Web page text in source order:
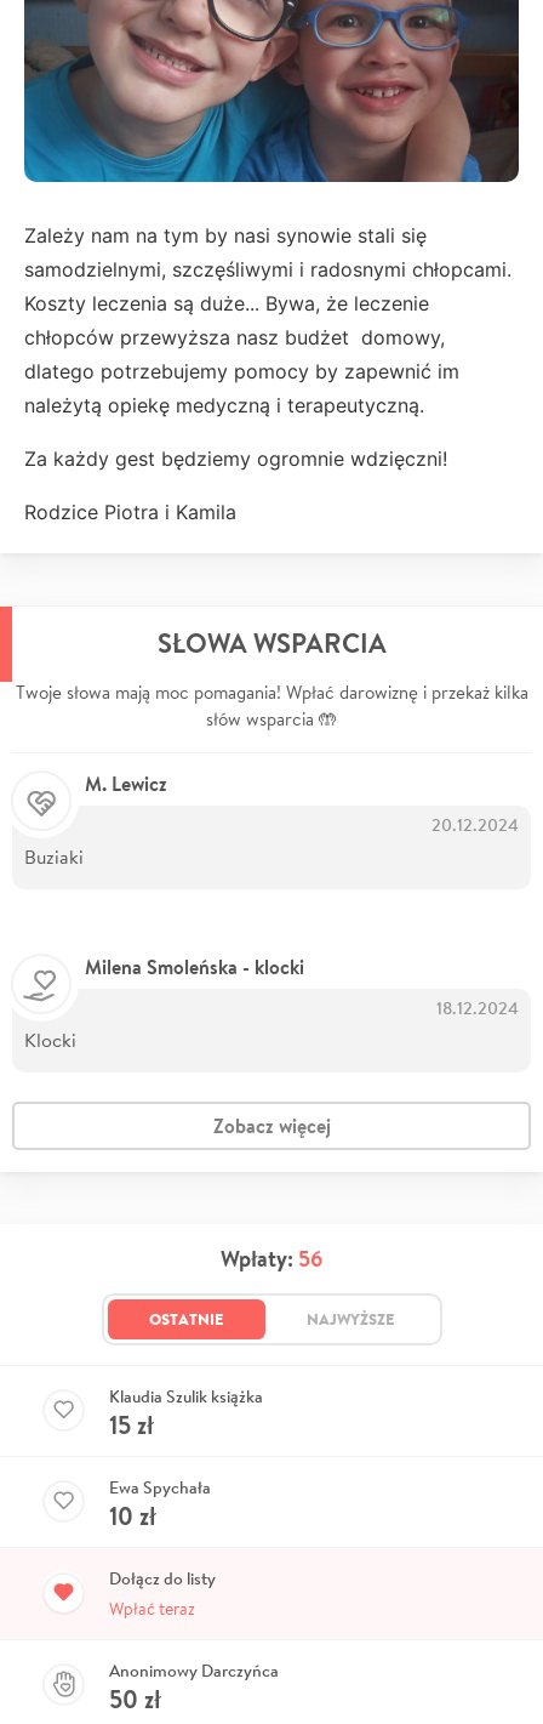
Zależy nam na tym by nasi synowie stali się
samodzielnymi, szczęśliwymi i radosnymi chłopcami.
Koszty leczenia są duże... Bywa, że leczenie
chłopców przewyższa nasz budżet domowy,
dlatego potrzebujemy pomocy by zapewnić im
należytą opiekę medyczną i terapeutyczną.
Za każdy gest będziemy ogromnie wdzięczni!
Rodzice Piotra i Kamila
SŁOWA WSPARCIA
Twoje słowa mają moc pomagania! Wpłać darowiznę i przekaż kilka
słów wsparcia 🤲
M. Lewicz
20.12.2024
Buziaki
Milena Smoleńska - klocki
18.12.2024
Klocki
Zobacz więcej
Wpłaty: 56
OSTATNIE NAJWYŻSZE
Klaudia Szulik książka
15zł
Ewa Spychała
10 zł
Dołącz do listy
Wpłać teraz
Anonimowy Darczyńca
50 zł